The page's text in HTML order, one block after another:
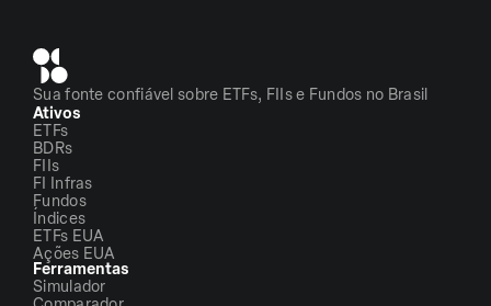
Sua fonte confiável sobre ETFs, FIIs e Fundos no Brasil
Ativos
ETFs
BDRs
FIIs
FI Infras
Fundos
Índices
ETFs EUA
Ações EUA
Ferramentas
Simulador